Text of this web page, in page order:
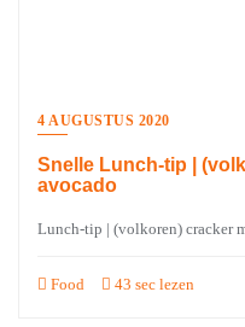
4 AUGUSTUS 2020
Snelle Lunch-tip |
avocado
Lunch-tip | (volkoren) cracker
Food 43 sec lezen